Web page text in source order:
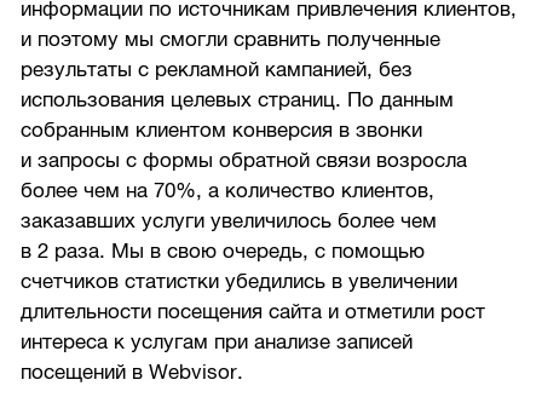
информации по источникам привлечения клиентов,
и поэтому мы смогли сравнить полученные
результаты с рекламной кампанией, без
использования целевых страниц. По данным
собранным клиентом конверсия в звонки
и запросы с формы обратной связи возросла
более чем на 70%, а количество клиентов,
заказавших услуги увеличилось более чем
в 2 раза. Мы в свою очередь, с помощью
счетчиков статистки убедились в увеличении
длительности посещения сайта и отметили рост
интереса к услугам при анализе записей
посещений в Webvisor.